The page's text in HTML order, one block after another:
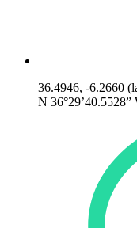
36.4946, -6.2660
N 36°29’40.5528”